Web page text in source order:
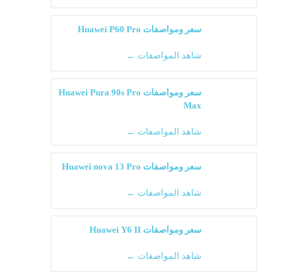
سعر ومواصفات Huawei P60 Pro
شاهد المواصفات ←
سعر ومواصفات Huawei Pura 90s Pro
Max
شاهد المواصفات ←
سعر ومواصفات Huawei nova 13 Pro
شاهد المواصفات ←
سعر ومواصفات Huawei Y6 II
شاهد المواصفات ←